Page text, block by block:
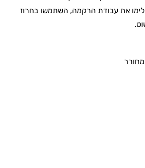
את עבודת הרקמה, השתמשו בחרוז
מחורר